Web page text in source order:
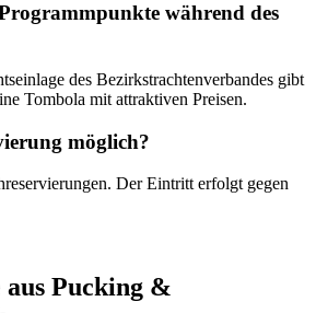
während des
des Bezirkstrachtenverbandes gibt
Tombola mit attraktiven Preisen.
möglich?
Der Eintritt erfolgt gegen
Pucking &